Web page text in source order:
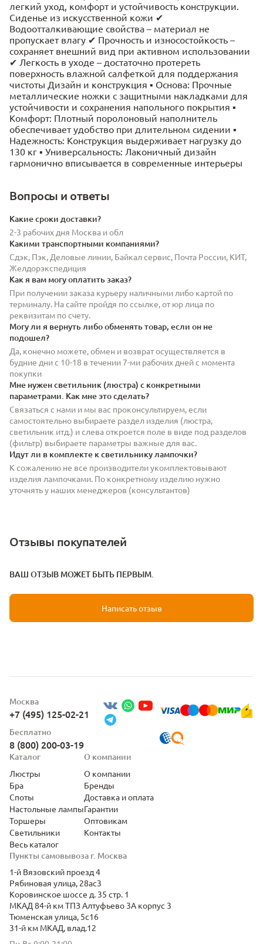
легкий уход, комфорт и устойчивость конструкции.
Сиденье из искусственной кожи ✔
Водоотталкивающие свойства – материал не
пропускает влагу ✔ Прочность и износостойкость –
сохраняет внешний вид при активном использовании
✔ Легкость в уходе – достаточно протереть
поверхность влажной салфеткой для поддержания
чистоты Дизайн и конструкция ▪ Основа: Прочные
металлические ножки с защитными накладками для
устойчивости и сохранения напольного покрытия ▪
Комфорт: Плотный поролоновый наполнитель
обеспечивает удобство при длительном сидении ▪
Надежность: Конструкция выдерживает нагрузку до
130 кг ▪ Универсальность: Лаконичный дизайн
гармонично вписывается в современные интерьеры
Вопросы и ответы
Какие сроки доставки?
2-3 рабочих дня Москва и обл
Какими транспортными компаниями?
Сдэк, Пэк, Деловые линии, Байкал сервис, Почта России, КИТ,
Желдорэкспедиция
Как я вам могу оплатить заказ?
При получении заказа курьеру наличными либо картой по
терминалу. На сайте пройдя по ссылке, от юр лица по
реквизитам по счету.
Могу ли я вернуть либо обменять товар, если он не
подошел?
Да, конечно можете, обмен и возврат осуществляется в
будние дни с 10-18 в течении 7-ми рабочих дней с момента
покупки
Мне нужен светильник (люстра) с конкретными
параметрами. Как мне это сделать?
Связаться с нами и мы вас проконсультируем, если
самостоятельно выбираете раздел изделия (люстра,
светильник итд.) и слева откроется поле в виде под разделов
(фильтр) выбираете параметры важные для вас.
Идут ли в комплекте к светильнику лампочки?
К сожалению не все производители укомплектовывают
изделия лампочками. По конкретному изделию нужно
уточнять у наших менеджеров (консультантов)
Отзывы покупателей
ВАШ ОТЗЫВ МОЖЕТ БЫТЬ ПЕРВЫМ.
Написать отзыв
Москва
+7 (495) 125-02-21
Бесплатно
8 (800) 200-03-19
Пункты самовывоза г. Москва
1-й Вязовский проезд 4
Рябиновая улица, 28ас3
Коровинское шоссе д. 35 стр. 1
МКАД 84-й км ТПЗ Алтуфьево 3А корпус 3
Тюменская улица, 5с16
31-й км МКАД, влад.12
Каталог
Люстры
Бра
Споты
Настольные лампы
Торшеры
Светильники
Весь каталог
О компании
О компании
Бренды
Доставка и оплата
Гарантии
Оптовикам
Контакты